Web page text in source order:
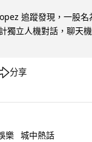
追蹤發現，一股
獨立人機對話，聊天
分享
樂 城中熱話